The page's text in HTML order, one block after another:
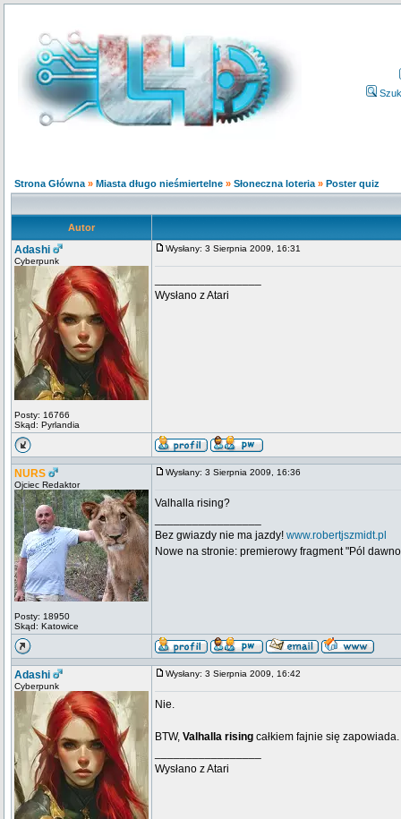
Strona Główna » Miasta długo nieśmiertelne » Słoneczna loteria » Poster quiz
Autor
Adashi
Cyberpunk
Posty: 16766
Skąd: Pyrlandia
Wysłany: 3 Sierpnia 2009, 16:31
Wysłano z Atari
NURS
Ojciec Redaktor
Posty: 18950
Skąd: Katowice
Wysłany: 3 Sierpnia 2009, 16:36
Valhalla rising?
Bez gwiazdy nie ma jazdy! www.robertjszmidt.pl
Nowe na stronie: premierowy fragment "Pól
Adashi
Cyberpunk
Wysłany: 3 Sierpnia 2009, 16:42
Nie.
BTW, Valhalla rising całkiem fajnie się zapowiada.
Wysłano z Atari